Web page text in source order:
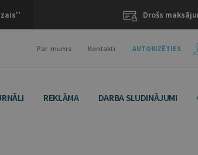
Drošs
Par mums Kontakti AUTORIZĒTIES
REKLĀMA DARBA SLUDINĀJUMI